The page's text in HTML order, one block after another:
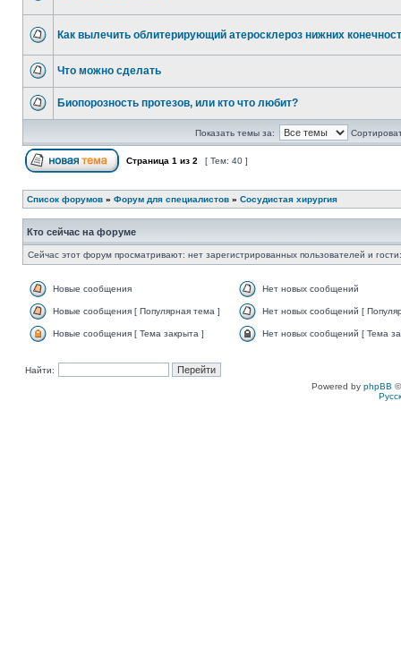
Как вылечить облитерирующий атеросклероз нижних
Что можно сделать
Биопорозность протезов, или кто что любит?
Показать темы за:
Страница 1 из 2 [ Тем: 40 ]
Список форумов » Форум для специалистов » Сосудистая хирургия
Кто сейчас на форуме
Сейчас этот форум просматривают: нет зарегистрированных пользователей и
Новые сообщения Нет новых сообщений
Новые сообщения [ Популярная тема ] Нет новых сообщений [
Новые сообщения [ Тема закрыта ] Нет новых сообщений [ Тема
Найти:
Powered by phpBB